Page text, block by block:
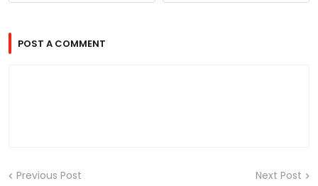
POST A COMMENT
Previous Post Next Post